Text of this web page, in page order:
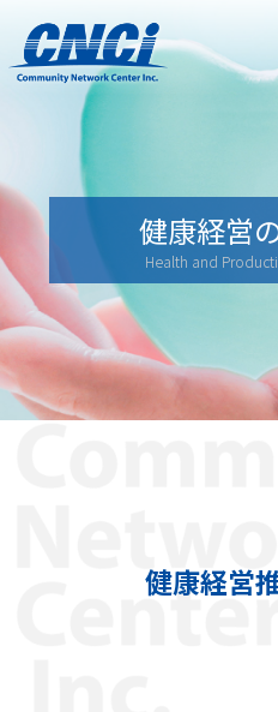
健康経営
Health and
健康経営